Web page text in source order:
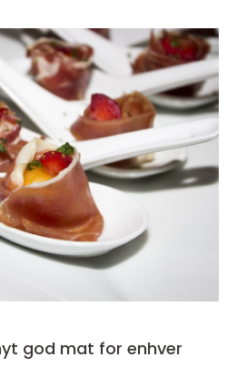
god mat for enhver